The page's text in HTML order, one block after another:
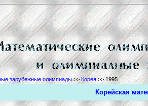
зарубежные олимпиады>>Корея >> 1995
Корейская